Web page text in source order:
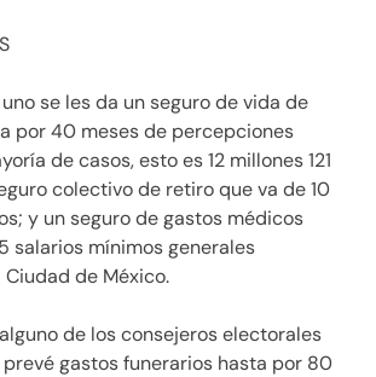
se les da un seguro de vida de
por 40 meses de percepciones
de casos, esto es 12 millones 121
colectivo de retiro que va de 10
y un seguro de gastos médicos
salarios mínimos generales
de México.
de los consejeros electorales
prevé gastos funerarios hasta por 80